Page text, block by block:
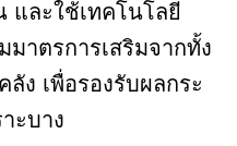
และใช้เทคโนโลยี
าตรการเสริมจากทั้ง
ง เพื่อรองรับผลกระ
ะบาง